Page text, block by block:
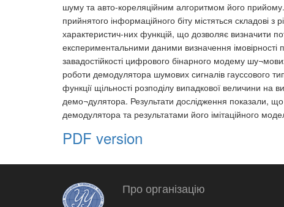
шуму та авто-кореляційним алгоритмом його
прийнятого інформаційного біту містяться складові
характеристич-них функцій, що дозволяє визначити
експериментальними даними визначення імовірності
завадостійкості цифрового бінарного модему
роботи демодулятора шумових сигналів гауссового
функції щільності розподілу випадкової величини на
демо¬дулятора. Результати дослідження показали, що
демодулятора та результатами його імітаційного
PDF version
Про організацію